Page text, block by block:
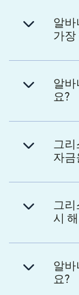
알바
가장
알바
요?
그리
자금
그리
시
알바
요?